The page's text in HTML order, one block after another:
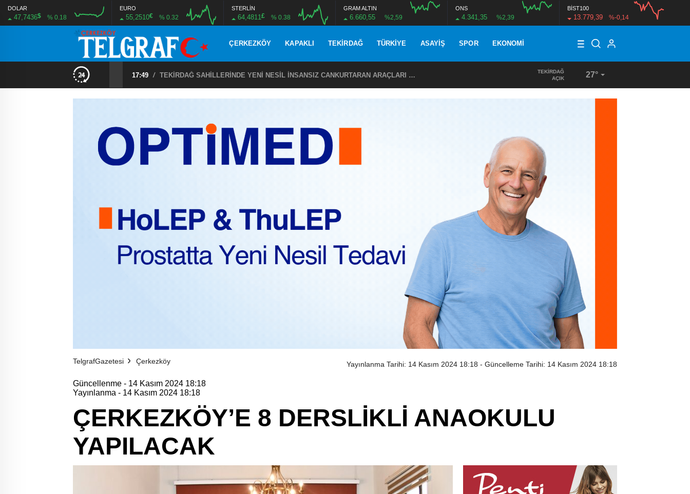
DOLAR
47,7436$ % 0.18
EURO
55,2510€ % 0.32
STERLİN
64,4811£ % 0.38
GRAM ALTIN
6.660,55 %2,59
ONS
4.341,35 %2,39
BİST100
13.779,39 %-0,14
ÇERKEZKÖY KAPAKLI TEKIRDAĞ TÜRKIYE ASAYIŞ SPOR EKONOMI
17:49 / TEKİRDAĞ SAHİLLERİNDE YENİ NESİL İNSANSIZ CANKURTARAN ARAÇLARI GÖREVDE KUR’AN KURSU ÖĞRENCİLERİNE DONDURMA İKRAMI
TEKIRDAĞ
AÇIK
27°
TelgrafGazetesi Çerkezköy Yayınlanma Tarihi: 14 Kasım 2024 18:18 - Güncelleme Tarihi: 14 Kasım 2024 18:18
Güncellenme - 14 Kasım 2024 18:18
Yayınlanma - 14 Kasım 2024 18:18
ÇERKEZKÖY’E 8 DERSLİKLİ ANAOKULU
YAPILACAK